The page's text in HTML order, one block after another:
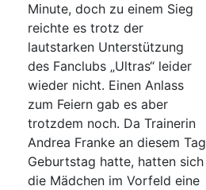
Minute, doch zu einem Sieg
reichte es trotz der
lautstarken Unterstützung
des Fanclubs „Ultras“ leider
wieder nicht. Einen Anlass
zum Feiern gab es aber
trotzdem noch. Da Trainerin
Andrea Franke an diesem Tag
Geburtstag hatte, hatten sich
die Mädchen im Vorfeld eine